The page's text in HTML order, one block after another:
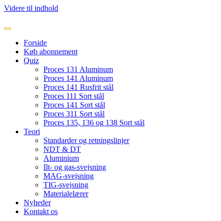
Videre til indhold
Forside
Køb abonnement
Quiz
Proces 131 Aluminum
Proces 141 Aluminum
Proces 141 Rusfrit stål
Proces 111 Sort stål
Proces 141 Sort stål
Proces 311 Sort stål
Proces 135, 136 og 138 Sort stål
Teori
Standarder og retningslinjer
NDT & DT
Aluminium
Ilt- og gas-svejsning
MAG-svejsning
TIG-svejsning
Materialelærer
Nyheder
Kontakt os